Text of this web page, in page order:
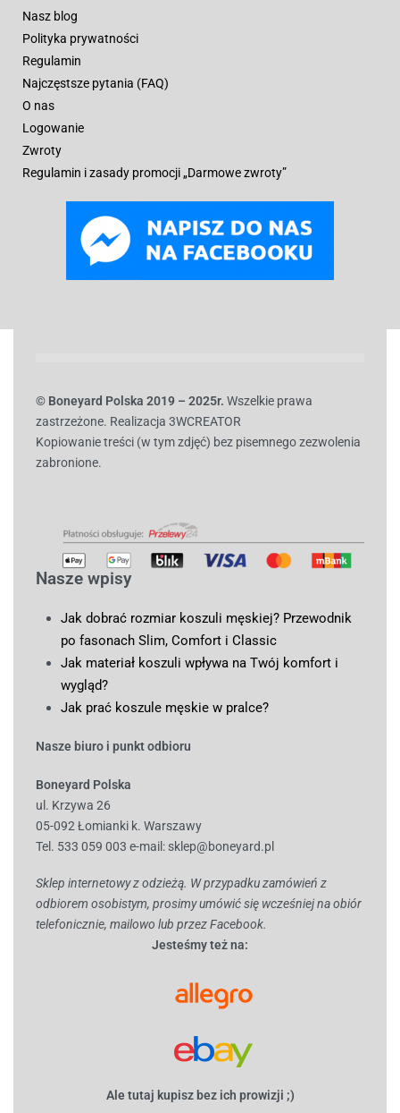
Nasz blog
Polityka prywatności
Regulamin
Najczęstsze pytania (FAQ)
O nas
Logowanie
Zwroty
Regulamin i zasady promocji „Darmowe zwroty”
© Boneyard Polska 2019 – 2025r. Wszelkie prawa
zastrzeżone. Realizacja 3WCREATOR
Kopiowanie treści (w tym zdjęć) bez pisemnego zezwolenia
zabronione.
Nasze wpisy
Jak dobrać rozmiar koszuli męskiej? Przewodnik
po fasonach Slim, Comfort i Classic
Jak materiał koszuli wpływa na Twój komfort i
wygląd?
Jak prać koszule męskie w pralce?
Nasze biuro i punkt odbioru
Boneyard Polska
ul. Krzywa 26
05-092 Łomianki k. Warszawy
Tel. 533 059 003 e-mail: sklep@boneyard.pl
Sklep internetowy z odzieżą. W przypadku zamówień z
odbiorem osobistym, prosimy umówić się wcześniej na obiór
telefonicznie, mailowo lub przez Facebook.
Jesteśmy też na:
Ale tutaj kupisz bez ich prowizji ;)